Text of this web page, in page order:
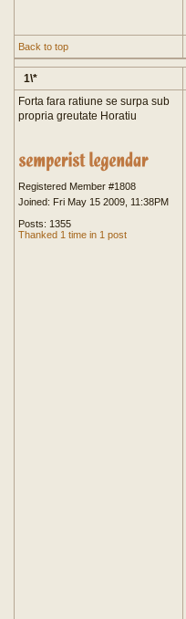
Back to top
1\*
Forta fara ratiune se surpa sub
propria greutate Horatiu
Registered Member #1808
Joined: Fri May 15 2009, 11:38PM
Posts: 1355
Thanked 1 time in 1 post